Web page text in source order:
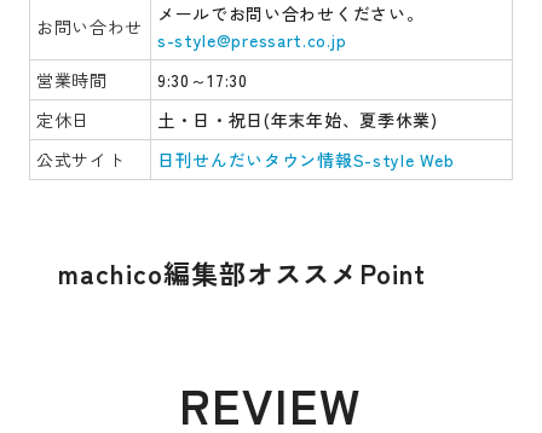
お問い合わせ
メールでお問い合わせください。
s-style@pressart.co.jp
営業時間
9:30～17:30
定休日
土・日・祝日(年末年始、夏季休業)
公式サイト
日刊せんだいタウン情報S-style Web
machico編集部オススメPoint
REVIEW